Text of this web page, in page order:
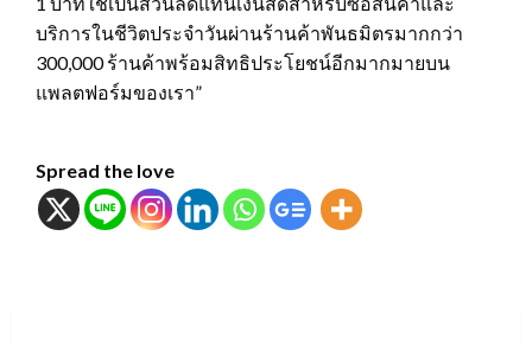
บริการในชีวิตประจำวันผ่านร้านค้าพันธมิตรมากกว่า
300,000 ร้านค้าพร้อมสิทธิประโยชน์อีกมากมายบน
แพลตฟอร์มของเรา”
Spread the love